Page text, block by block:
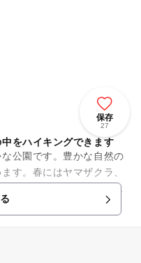
保存
27
をハイキングできます
公園です。豊かな自然の
す。春にはヤマザクラ、
しても知られていて、花